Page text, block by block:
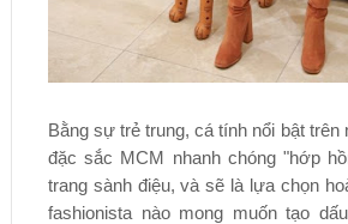
Bằng sự trẻ trung, cá tính nổi bật trên
đặc sắc MCM nhanh chóng "hớp
trang sành điệu, và sẽ là lựa chọn
fashionista nào mong muốn tạo